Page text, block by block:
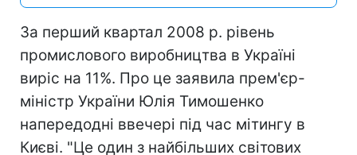
За перший квартал 2008 р. рівень
промислового виробництва в Україні
виріс на 11%. Про це заявила прем'єр-
міністр України Юлія Тимошенко
напередодні ввечері під час мітингу в
Києві. "Це один з найбільших світових